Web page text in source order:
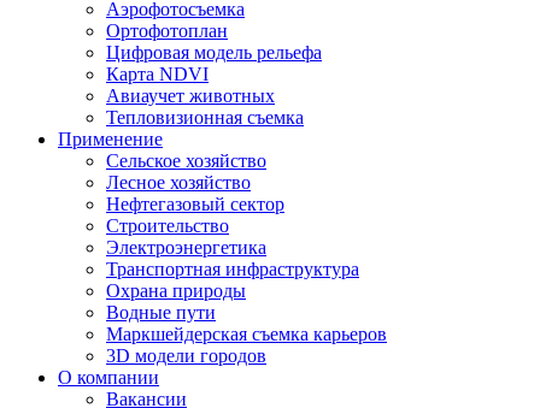
Аэрофотосъемка
Ортофотоплан
Цифровая модель рельефа
Карта NDVI
Авиаучет животных
Тепловизионная съемка
Применение
Сельское хозяйство
Лесное хозяйство
Нефтегазовый сектор
Строительство
Электроэнергетика
Транспортная инфраструктура
Охрана природы
Водные пути
Маркшейдерская съемка карьеров
3D модели городов
О компании
Вакансии